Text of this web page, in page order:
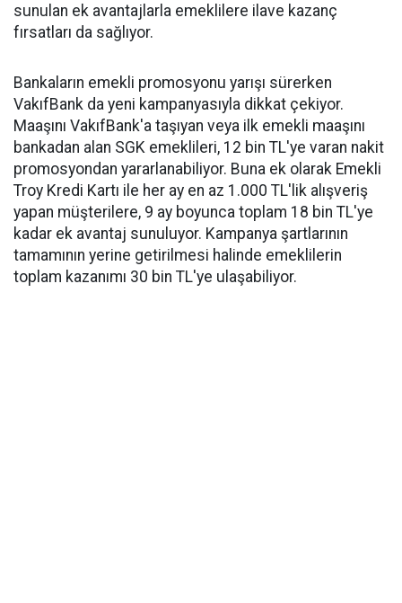
sunulan ek avantajlarla emeklilere ilave kazanç
fırsatları da sağlıyor.
Bankaların emekli promosyonu yarışı sürerken
VakıfBank da yeni kampanyasıyla dikkat çekiyor.
Maaşını VakıfBank'a taşıyan veya ilk emekli maaşını
bankadan alan SGK emeklileri, 12 bin TL'ye varan nakit
promosyondan yararlanabiliyor. Buna ek olarak Emekli
Troy Kredi Kartı ile her ay en az 1.000 TL'lik alışveriş
yapan müşterilere, 9 ay boyunca toplam 18 bin TL'ye
kadar ek avantaj sunuluyor. Kampanya şartlarının
tamamının yerine getirilmesi halinde emeklilerin
toplam kazanımı 30 bin TL'ye ulaşabiliyor.